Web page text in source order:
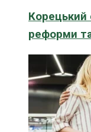
Корецький
реформи